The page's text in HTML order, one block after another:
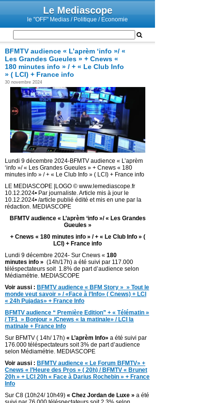
Le Mediascope
le "OFF" Medias / Politique / Economie
BFMTV audience « L’aprèm ‘info »/ «
Les Grandes Gueules » + Cnews «
180 minutes info » / + « Le Club Info
» ( LCI) + France info
30 novembre 2024
Lundi 9 décembre 2024-BFMTV audience « L’aprèm
‘info »/ « Les Grandes Gueules » + Cnews « 180
minutes info » / + « Le Club Info » ( LCI) + France info
LE MEDIASCOPE |LOGO © www.lemediascope.fr
10.12.2024• Par journaliste. Article mis à jour le
10.12.2024• /article publié édité et mis en une par la
rédaction. MEDIASCOPE
BFMTV audience « L’aprèm ‘info »/ « Les Grandes
Gueules »
+ Cnews « 180 minutes info » / + « Le Club Info » (
LCI) + France info
Lundi 9 décembre 2024- Sur Cnews « 180
minutes info » (14h/17h) a été suivi par 117.000
téléspectateurs soit 1.8% de part d’audience selon
Médiamétrie. MEDIASCOPE
Voir aussi : BFMTV audience « BFM Story » » Tout le
monde veut savoir » / «Face à l’Info» ( Cnews) + LCI
« 24h Pujadas» + France Info
BFMTV audience “ Première Edition” + « Télématin »
/ TF1 » Bonjour » /Cnews « la matinale» / LCI la
matinale + France Info
Sur BFMTV ( 14h/ 17h) « L’aprèm Info» a été suivi par
176.000 téléspectateurs soit 3% de part d’audience
selon Médiamétrie. MEDIASCOPE
Voir aussi : BFMTV audience « Le Forum BFMTV» +
Cnews « l’Heure des Pros » ( 20h) / BFMTV « Brunet
20h » + LCI 20h « Face à Darius Rochebin » + France
Info
Sur C8 (10h24/ 10h49) « Chez Jordan de Luxe » a été